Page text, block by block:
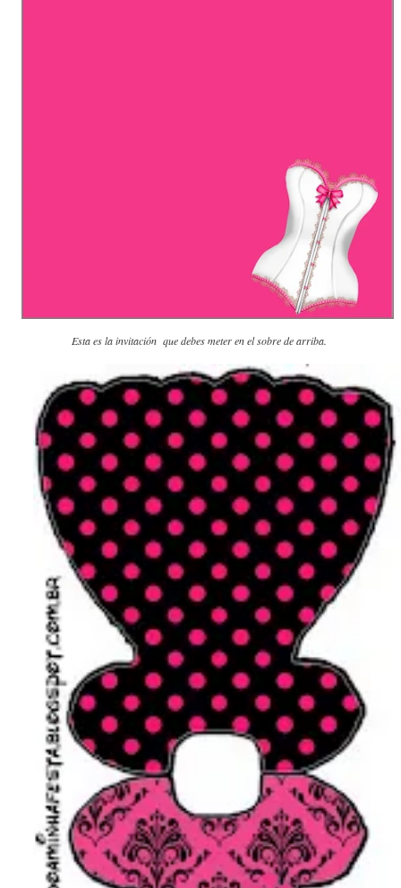
Esta es la invitación que debes meter en el sobre de arriba.